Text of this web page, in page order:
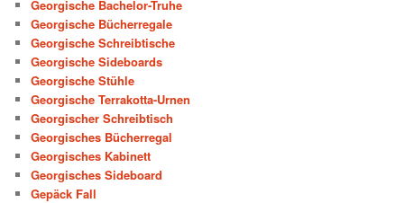
Georgische Bachelor-Truhe
Georgische Bücherregale
Georgische Schreibtische
Georgische Sideboards
Georgische Stühle
Georgische Terrakotta-Urnen
Georgischer Schreibtisch
Georgisches Bücherregal
Georgisches Kabinett
Georgisches Sideboard
Gepäck Fall